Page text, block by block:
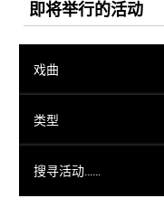
运，服装设计阳东霖
威、古力加娜提·沙
灯光设计刘钊，造
内艺术家。舞剧以新
的青年舞者为班底，
出演。
即将举行的活动
戏曲
类型